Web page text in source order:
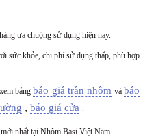
ưa chuộng sử dụng hiện nay.
sức khỏe, chi phí sử dụng thấp, phù hợp
bảng báo giá trần nhôm và báo
, báo giá cửa .
mới nhất tại Nhôm Basi Việt Nam